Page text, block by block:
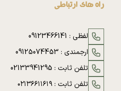
راه های ارتباطی
لفظی : 09123466141
ارجمندی : 09125074453
تلفن ثابت : 02133941295
تلفن ثابت :۰۲۱۳۶۶۱۱۶۱۹